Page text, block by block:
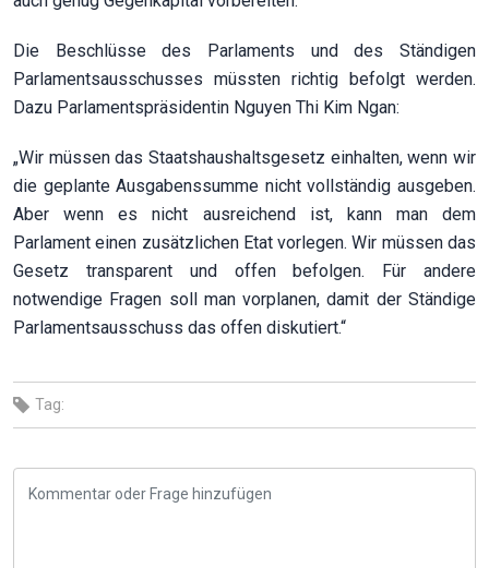
Die Beschlüsse des Parlaments und des Ständigen
Parlamentsausschusses müssten richtig befolgt werden.
Dazu Parlamentspräsidentin Nguyen Thi Kim Ngan:
„Wir müssen das Staatshaushaltsgesetz einhalten, wenn wir
die geplante Ausgabenssumme nicht vollständig ausgeben.
Aber wenn es nicht ausreichend ist, kann man dem
Parlament einen zusätzlichen Etat vorlegen. Wir müssen das
Gesetz transparent und offen befolgen. Für andere
notwendige Fragen soll man vorplanen, damit der Ständige
Parlamentsausschuss das offen diskutiert.“
Tag: